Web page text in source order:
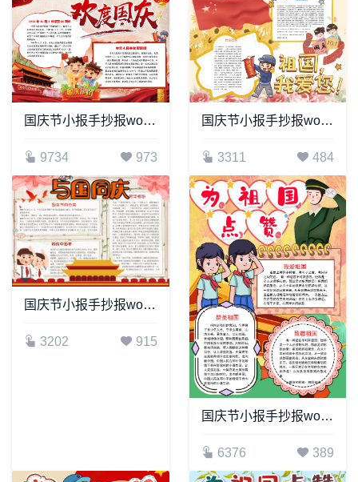
国庆节小报手抄报word模板(29)
9734 973
国庆节小报手抄报word模板(34)
3311 484
国庆节小报手抄报word模板(6)
3202 915
国庆节小报手抄报word模板(13)
6376 389